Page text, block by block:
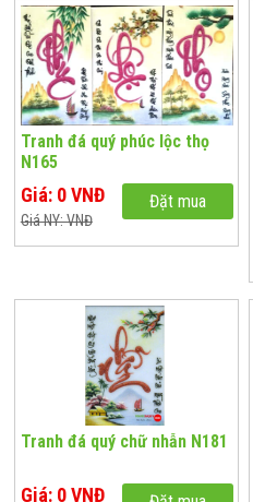
Tranh đá quý phúc lộc thọ
N165
Giá: 0 VNĐ
Giá NY: VNĐ
Đặt mua
Tranh đá quý chữ nhẫn N181
Giá: 0 VNĐ